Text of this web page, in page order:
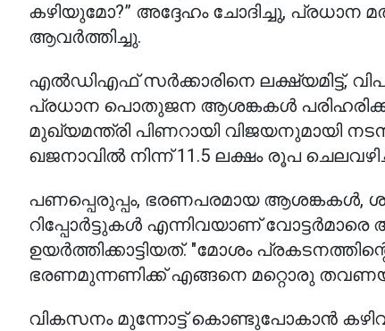
കഴിയുമോ?” അദ്ദേഹം ചോദിച്ചു,
ആവർത്തിച്ചു.
എൽഡിഎഫ് സർക്കാരിനെ ലക്ഷ്യമിട്ട്,
പ്രധാന പൊതുജന ആശങ്കകൾ
മുഖ്യമന്ത്രി പിണറായി വിജയനുമായി
ഖജനാവിൽ നിന്ന് 11.5 ലക്ഷം രൂപ
പണപ്പെരുപ്പം, ഭരണപരമായ ആശങ്കകൾ,
റിപ്പോർട്ടുകൾ എന്നിവയാണ്
ഉയർത്തിക്കാട്ടിയത്. "മോശം
ഭരണമുന്നണിക്ക് എങ്ങനെ മറ്റൊരു തവണയും
വികസനം മുന്നോട്ട് കൊണ്ടുപോകാൻ